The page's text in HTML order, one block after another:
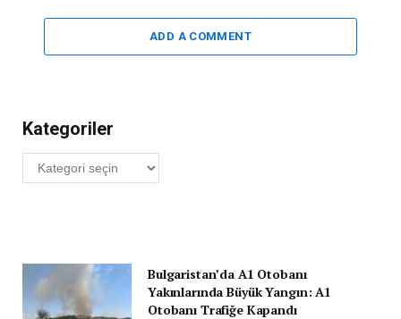
ADD A COMMENT
Kategoriler
Kategoriler
Bulgaristan’da A1 Otobanı
Yakınlarında Büyük Yangın: A1
Otobanı Trafiğe Kapandı